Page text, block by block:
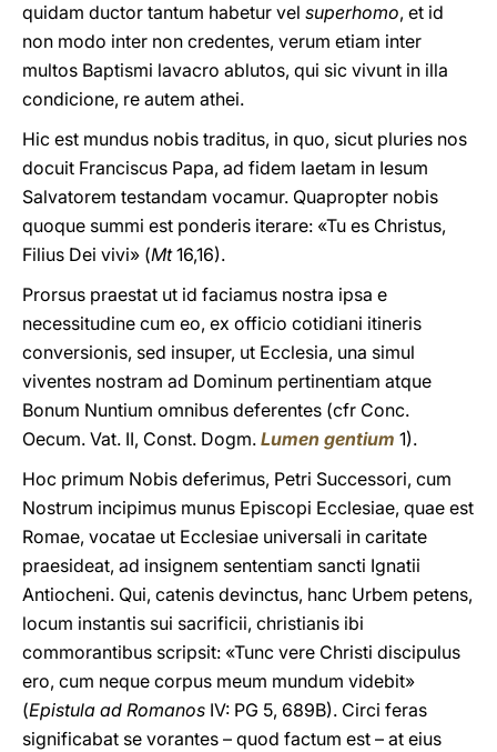
quidam ductor tantum habetur vel superhomo, et id
non modo inter non credentes, verum etiam inter
multos Baptismi lavacro ablutos, qui sic vivunt in illa
condicione, re autem athei.
Hic est mundus nobis traditus, in quo, sicut pluries nos
docuit Franciscus Papa, ad fidem laetam in Iesum
Salvatorem testandam vocamur. Quapropter nobis
quoque summi est ponderis iterare: «Tu es Christus,
Filius Dei vivi» (Mt16,16).
Prorsus praestat ut id faciamus nostra ipsa e
necessitudine cum eo, ex officio cotidiani itineris
conversionis, sed insuper, ut Ecclesia, una simul
viventes nostram ad Dominum pertinentiam atque
Bonum Nuntium omnibus deferentes (cfr Conc.
Oecum. Vat. II, Const. Dogm. Lumen gentium 1).
Hoc primum Nobis deferimus, Petri Successori, cum
Nostrum incipimus munus Episcopi Ecclesiae, quae est
Romae, vocatae ut Ecclesiae universali in caritate
praesideat, ad insignem sententiam sancti Ignatii
Antiocheni. Qui, catenis devinctus, hanc Urbem petens,
locum instantis sui sacrificii, christianis ibi
commorantibus scripsit: «Tunc vere Christi discipulus
ero, cum neque corpus meum mundum videbit»
(Epistula ad Romanos IV: PG 5, 689B). Circi feras
significabat se vorantes – quod factum est – at eius